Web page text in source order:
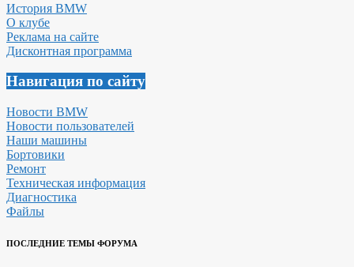
История BMW
О клубе
Реклама на сайте
Дисконтная программа
Навигация по сайту
Новости BMW
Новости пользователей
Наши машины
Бортовики
Ремонт
Техническая информация
Диагностика
Файлы
ПОСЛЕДНИЕ ТЕМЫ ФОРУМА